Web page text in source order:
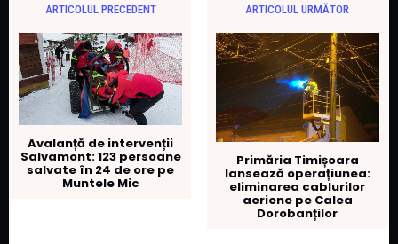
ARTICOLUL PRECEDENT
Avalanță de intervenții
Salvamont: 123 persoane
salvate în 24 de ore pe
Muntele Mic
ARTICOLUL URMĂTOR
Primăria Timișoara
lansează operațiunea:
eliminarea cablurilor
aeriene pe Calea
Dorobanților